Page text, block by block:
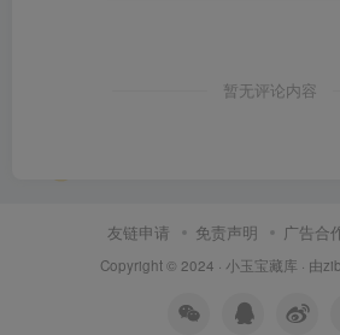
暂无评论内容
友链申请 免责声明 广告合
Copyright © 2024 · 小玉宝藏库 · 由